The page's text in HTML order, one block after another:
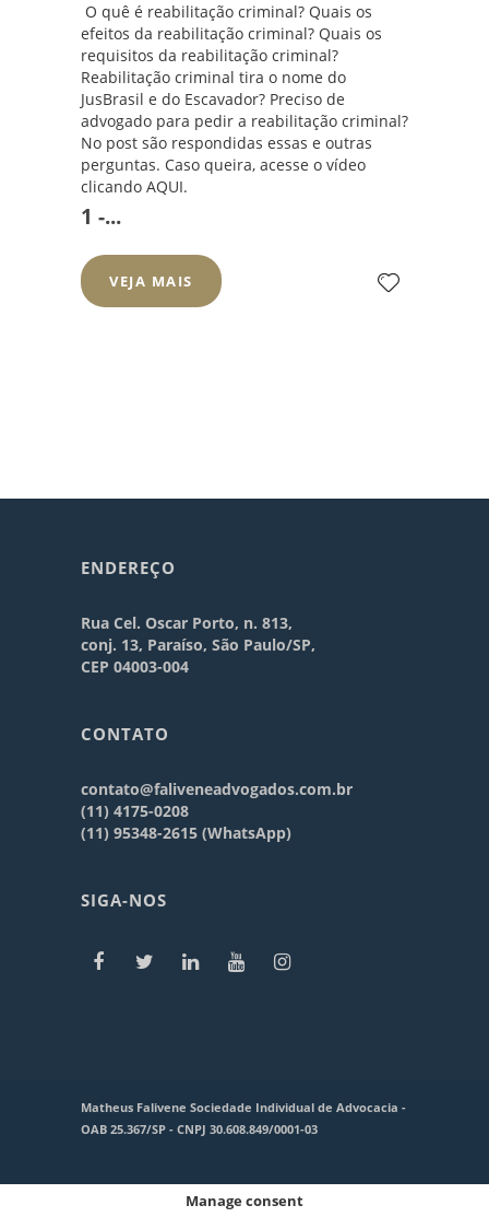
O quê é reabilitação criminal? Quais os
efeitos da reabilitação criminal? Quais os
requisitos da reabilitação criminal?
Reabilitação criminal tira o nome do
JusBrasil e do Escavador? Preciso de
advogado para pedir a reabilitação criminal?
No post são respondidas essas e outras
perguntas. Caso queira, acesse o vídeo
clicando AQUI.
1 -...
VEJA MAIS
ENDEREÇO
Rua Cel. Oscar Porto, n. 813,
conj. 13, Paraíso, São Paulo/SP,
CEP 04003-004
CONTATO
contato@faliveneadvogados.com.br
(11) 4175-0208
(11) 95348-2615 (WhatsApp)
SIGA-NOS
Matheus Falivene Sociedade Individual de Advocacia -
OAB 25.367/SP - CNPJ 30.608.849/0001-03
Manage consent